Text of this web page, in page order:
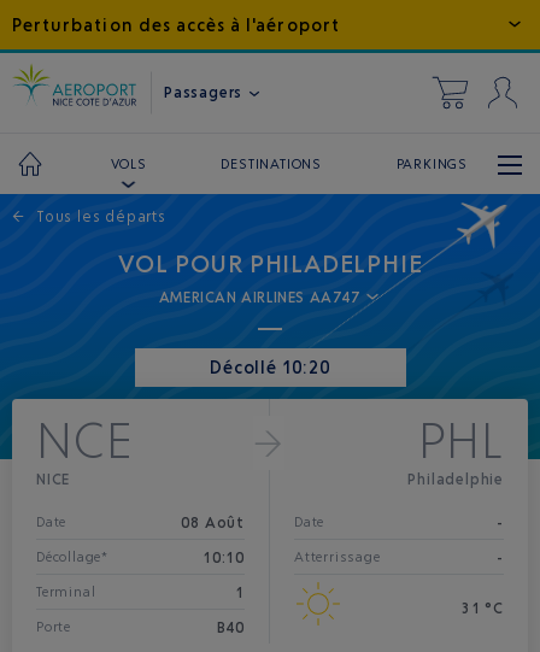
Perturbation des accès à l'aéroport
Passagers
VOLS DESTINATIONS PARKINGS
← Tous les départs
VOL POUR PHILADELPHIE
AMERICAN AIRLINES AA747
Décollé 10:20
NCE
NICE
Date 08 Août
Décollage* 10:10
Terminal 1
Porte B40
PHL
Philadelphie
Date -
Atterrissage -
31 °C